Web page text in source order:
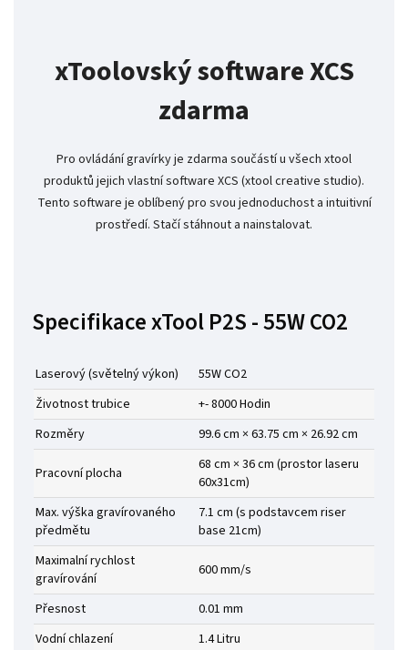
xToolovský software XCS
zdarma
Pro ovládání gravírky je zdarma součástí u všech xtool
produktů jejich vlastní software XCS (xtool creative studio).
Tento software je oblíbený pro svou jednoduchost a intuitivní
prostředí. Stačí stáhnout a nainstalovat.
Specifikace xTool P2S - 55W CO2
Laserový (světelný výkon)
55W CO2
Životnost trubice
+- 8000 Hodin
Rozměry
99.6 cm × 63.75 cm × 26.92 cm
Pracovní plocha
68 cm × 36 cm (prostor laseru
60x31cm)
Max. výška gravírovaného
předmětu
7.1 cm (s podstavcem riser
base 21cm)
Maximalní rychlost
gravírování
600 mm/s
Přesnost
0.01 mm
Vodní chlazení
1.4 Litru